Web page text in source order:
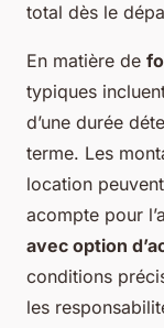
total dès le
En matière de
typiques
d’une durée
terme. Les
location
acompte pour
avec option
conditions
les